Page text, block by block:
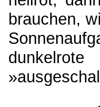
brauchen,